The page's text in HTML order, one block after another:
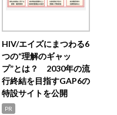
HIV/エイズにまつわる6
つの“理解のギャッ
プ”とは？ 2030年の流
行終結を目指すGAP6の
特設サイトを公開
PR